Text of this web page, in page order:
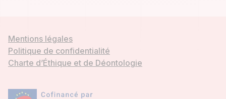
Mentions légales
Politique de confidentialité
Charte d’Éthique et de Déontologie